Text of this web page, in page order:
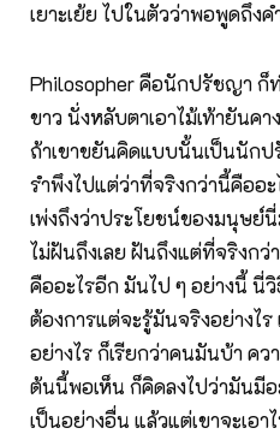
เยาะเย้ย ไปในตัวว่าพอพูดถึงค
Philosopher คือนักปรัชญา ก็
ขาว นั่งหลับตาเอาไม้เท้ายันค
ถ้าเขาขยันคิดแบบนั้นเป็นนัก
รำพึงไปแต่ว่าที่จริงกว่านี้คืออะ
เพ่งถึงว่าประโยชน์ของมนุษย์
ไม่ฝันถึงเลย ฝันถึงแต่ที่จริงก
คืออะไรอีก มันไป ๆ อย่างนี้ นี่
ต้องการแต่จะรู้มันจริงอย่างไ
อย่างไร ก็เรียกว่าคนมันบ้า ค
ต้นนี้พอเห็น ก็คิดลงไปว่ามันมี
เป็นอย่างอื่น แล้วแต่เขาจะเอ